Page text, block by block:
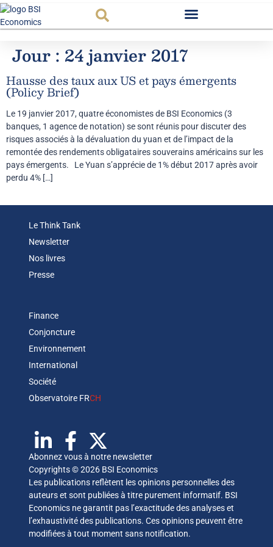
Jour : 24 janvier 2017
Hausse des taux aux US et pays émergents
(Policy Brief)
Le 19 janvier 2017, quatre économistes de BSI Economics (3
banques, 1 agence de notation) se sont réunis pour discuter des
risques associés à la dévaluation du yuan et de l’impact de la
remontée des rendements obligataires souverains américains sur les
pays émergents. Le Yuan s’apprécie de 1% début 2017 après avoir
perdu 4% […]
Le Think Tank
Newsletter
Nos livres
Presse
Finance
Conjoncture
Environnement
International
Société
Observatoire FRCH
Abonnez vous à notre newsletter
Copyrights © 2026 BSI Economics
Les publications reflètent les opinions personnelles des
auteurs et sont publiées à titre purement informatif. BSI
Economics ne garantit pas l’exactitude des analyses et
l’exhaustivité des publications. Ces opinions peuvent être
modifiées à tout moment sans notification.